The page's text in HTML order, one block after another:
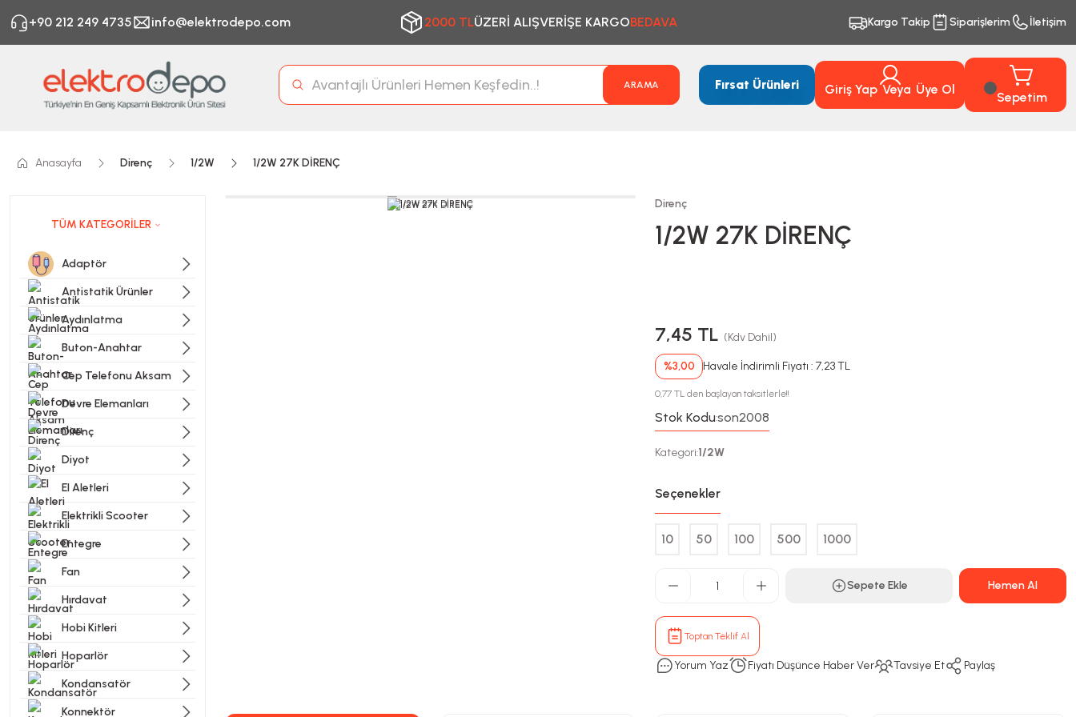
+90 212 249 4735 info@elektrodepo.com 2000 TLÜZERİ ALIŞVERİŞE KARGOBEDAVA Kargo Takip Siparişlerim İletişim
ARAMA Fırsat Ürünleri Giriş Yap Veya Üye Ol
Sepetim
Anasayfa Direnç 1/2W 1/2W 27K DİRENÇ
TÜM KATEGORİLER
Adaptör
Antistatik Ürünler
Aydınlatma
Buton-Anahtar
Cep Telefonu Aksam
Devre Elemanları
Direnç
Diyot
El Aletleri
Elektrikli Scooter
Entegre
Fan
Hırdavat
Hobi Kitleri
Hoparlör
Kondansatör
Konnektör
Direnç
1/2W 27K DİRENÇ
7,45 TL (Kdv Dahil)
%3,00 Havale İndirimli Fiyatı : 7,23 TL
0,77 TL den başlayan taksitlerle!!
Stok Kodu:son2008
Kategori:1/2W
Seçenekler
10 50 100 500 1000
Sepete Ekle Hemen Al
Toptan Teklif Al
Yorum Yaz Fiyatı Düşünce Haber Ver Tavsiye Et Paylaş